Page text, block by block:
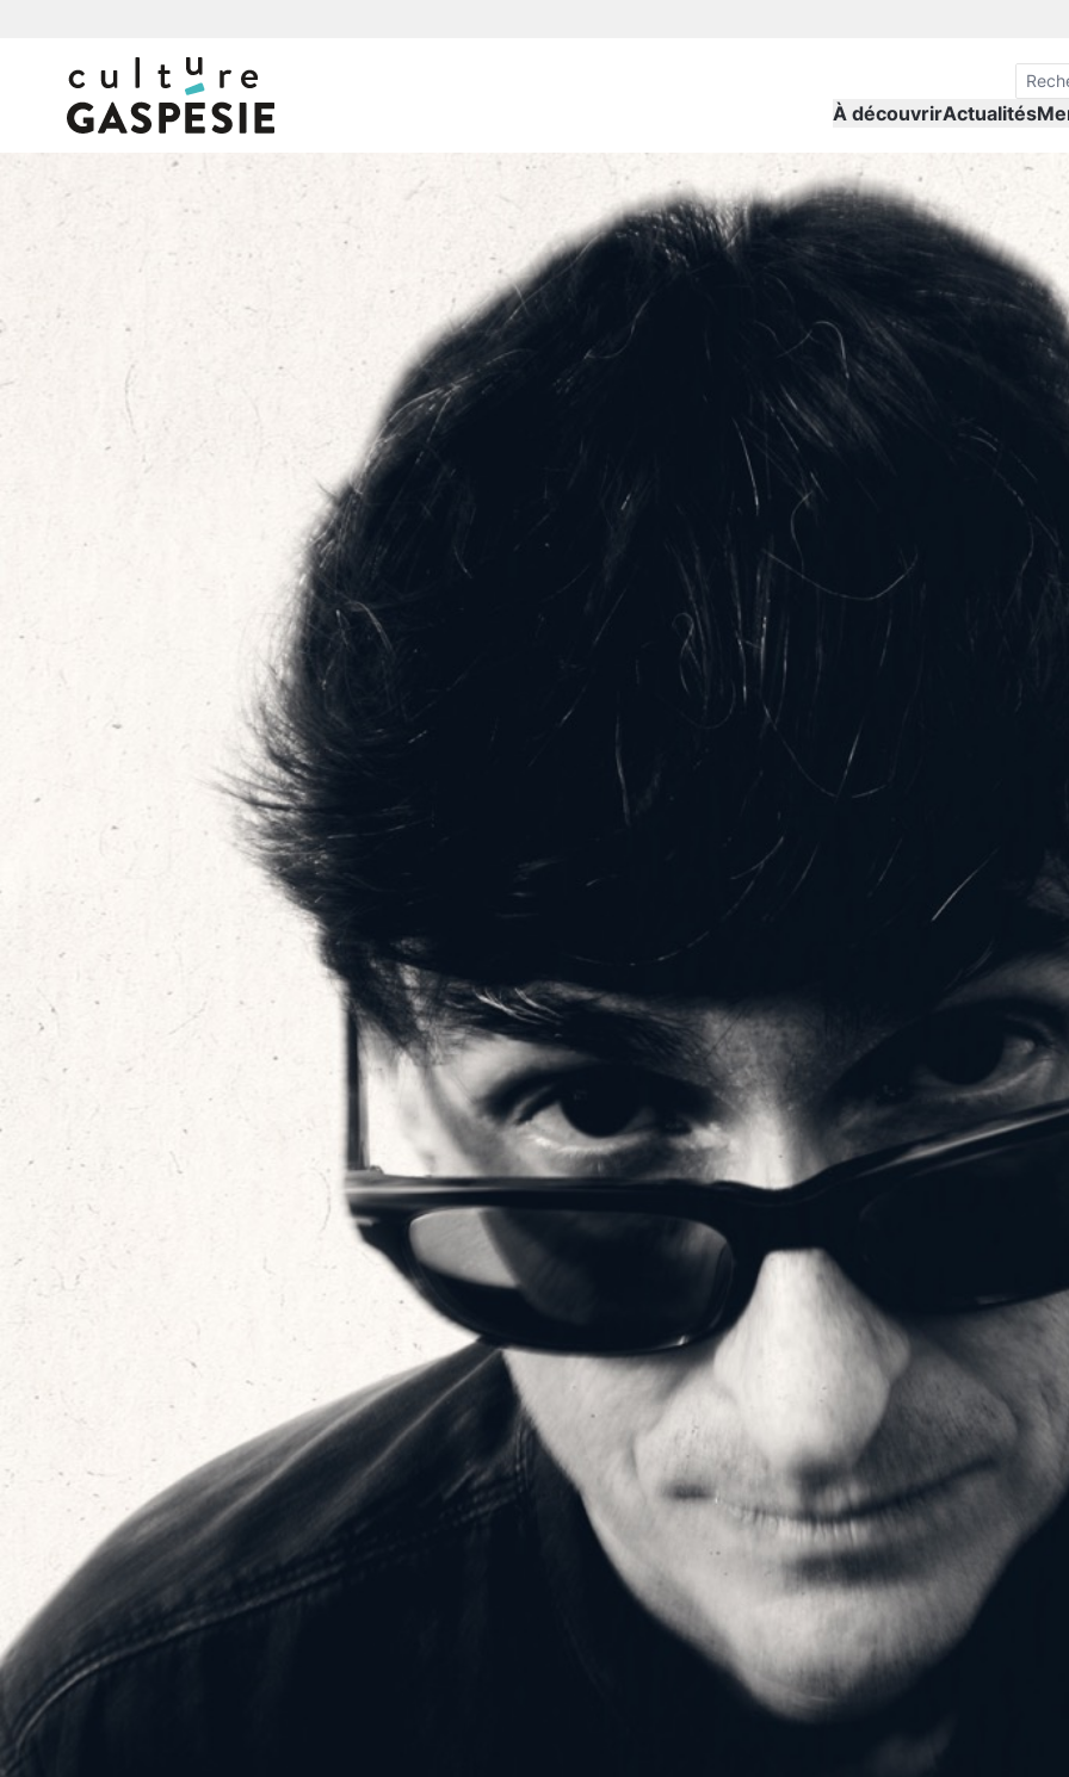
À découvrirActualités